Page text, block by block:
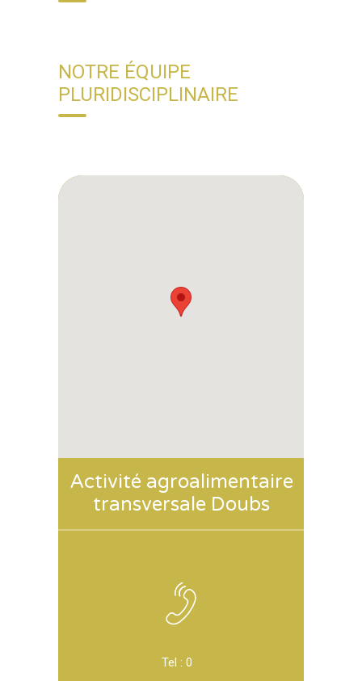
NOTRE ÉQUIPE
PLURIDISCIPLINAIRE
Activité agroalimentaire
transversale Doubs
Tel : 0